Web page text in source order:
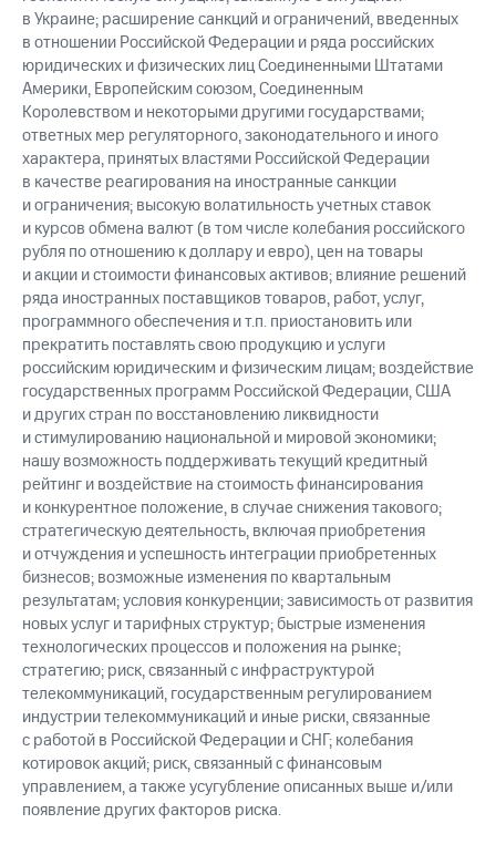
в Украине; расширение санкций и ограничений, введенных
в отношении Российской Федерации и ряда российских
юридических и физических лиц Соединенными Штатами
Америки, Европейским союзом, Соединенным
Королевством и некоторыми другими государствами;
ответных мер регуляторного, законодательного и иного
характера, принятых властями Российской Федерации
в качестве реагирования на иностранные санкции
и ограничения; высокую волатильность учетных ставок
и курсов обмена валют (в том числе колебания российского
рубля по отношению к доллару и евро), цен на товары
и акции и стоимости финансовых активов; влияние решений
ряда иностранных поставщиков товаров, работ, услуг,
программного обеспечения и т.п. приостановить или
прекратить поставлять свою продукцию и услуги
российским юридическим и физическим лицам; воздействие
государственных программ Российской Федерации, США
и других стран по восстановлению ликвидности
и стимулированию национальной и мировой экономики;
нашу возможность поддерживать текущий кредитный
рейтинг и воздействие на стоимость финансирования
и конкурентное положение, в случае снижения такового;
стратегическую деятельность, включая приобретения
и отчуждения и успешность интеграции приобретенных
бизнесов; возможные изменения по квартальным
результатам; условия конкуренции; зависимость от развития
новых услуг и тарифных структур; быстрые изменения
технологических процессов и положения на рынке;
стратегию; риск, связанный с инфраструктурой
телекоммуникаций, государственным регулированием
индустрии телекоммуникаций и иные риски, связанные
с работой в Российской Федерации и СНГ; колебания
котировок акций; риск, связанный с финансовым
управлением, а также усугубление описанных выше и/или
появление других факторов риска.